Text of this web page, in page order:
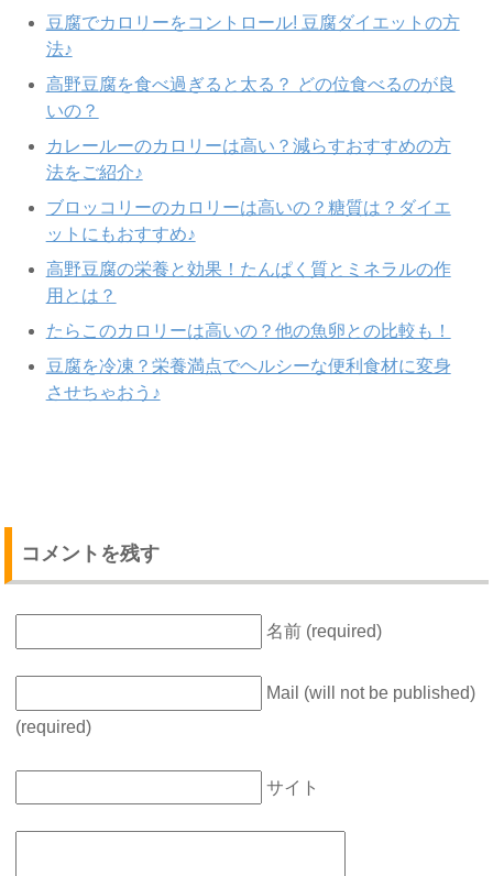
豆腐でカロリーをコントロール! 豆腐ダイエットの方
法♪
高野豆腐を食べ過ぎると太る？ どの位食べるのが良
いの？
カレールーのカロリーは高い？減らすおすすめの方
法をご紹介♪
ブロッコリーのカロリーは高いの？糖質は？ダイエ
ットにもおすすめ♪
高野豆腐の栄養と効果！たんぱく質とミネラルの作
用とは？
たらこのカロリーは高いの？他の魚卵との比較も！
豆腐を冷凍？栄養満点でヘルシーな便利食材に変身
させちゃおう♪
コメントを残す
名前 (required)
Mail (will not be published)
(required)
サイト